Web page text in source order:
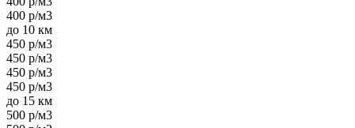
400 р/м3
до 10 км
450 р/м3
450 р/м3
450 р/м3
450 р/м3
до 15 км
500 р/м3